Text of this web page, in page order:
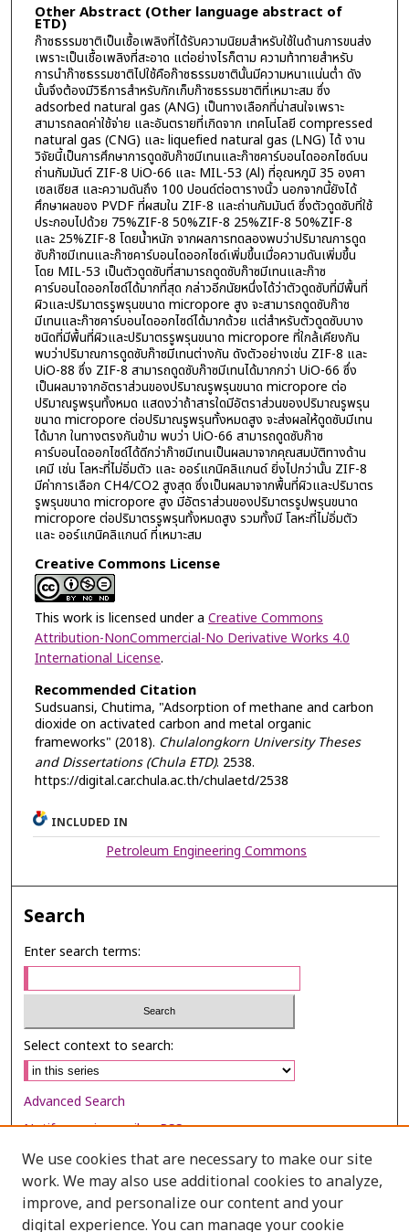
Other Abstract (Other language abstract of
ETD)
ก๊าซธรรมชาติเป็นเชื้อเพลิงที่ได้รับความนิยมสำหรับใช้ในด้านการขนส่ง
เพราะเป็นเชื้อเพลิงที่สะอาด แต่อย่างไรก็ตาม ความท้าทายสำหรับ
การนำก๊าซธรรมชาติไปใช้คือก๊าซธรรมชาตินั้นมีความหนาแน่นต่ำ ดัง
นั้นจึงต้องมีวิธีการสำหรับกักเก็บก๊าซธรรมชาติที่เหมาะสม ซึ่ง
adsorbed natural gas (ANG) เป็นทางเลือกที่น่าสนใจเพราะ
สามารถลดค่าใช้จ่าย และอันตรายที่เกิดจาก เทคโนโลยี compressed
natural gas (CNG) และ liquefied natural gas (LNG) ได้ งาน
วิจัยนี้เป็นการศึกษาการดูดซับก๊าซมีเทนและก๊าซคาร์บอนไดออกไซด์บน
ถ่านกัมมันต์ ZIF-8 UiO-66 และ MIL-53 (Al) ที่อุณหภูมิ 35 องศา
เซลเซียส และความดันถึง 100 ปอนด์ต่อตารางนิ้ว นอกจากนี้ยังได้
ศึกษาผลของ PVDF ที่ผสมใน ZIF-8 และถ่านกัมมันต์ ซึ่งตัวดูดซับที่ใช้
ประกอบไปด้วย 75%ZIF-8 50%ZIF-8 25%ZIF-8 50%ZIF-8
และ 25%ZIF-8 โดยน้ำหนัก จากผลการทดลองพบว่าปริมาณการดูด
ซับก๊าซมีเทนและก๊าซคาร์บอนไดออกไซด์เพิ่มขึ้นเมื่อความดันเพิ่มขึ้น
โดย MIL-53 เป็นตัวดูดซับที่สามารถดูดซับก๊าซมีเทนและก๊าซ
คาร์บอนไดออกไซด์ได้มากที่สุด กล่าวอีกนัยหนึ่งได้ว่าตัวดูดซับที่มีพื้นที่
ผิวและปริมาตรรูพรุนขนาด micropore สูง จะสามารถดูดซับก๊าซ
มีเทนและก๊าซคาร์บอนไดออกไซด์ได้มากด้วย แต่สำหรับตัวดูดซับบาง
ชนิดที่มีพื้นที่ผิวและปริมาตรรูพรุนขนาด micropore ที่ใกล้เคียงกัน
พบว่าปริมาณการดูดซับก๊าซมีเทนต่างกัน ดังตัวอย่างเช่น ZIF-8 และ
UiO-88 ซึ่ง ZIF-8 สามารถดูดซับก๊าซมีเทนได้มากกว่า UiO-66 ซึ่ง
เป็นผลมาจากอัตราส่วนของปริมาณรูพรุนขนาด micropore ต่อ
ปริมาณรูพรุนทั้งหมด แสดงว่าถ้าสารใดมีอัตราส่วนของปริมาณรูพรุน
ขนาด micropore ต่อปริมาณรูพรุนทั้งหมดสูง จะส่งผลให้ดูดซับมีเทน
ได้มาก ในทางตรงกันข้าม พบว่า UiO-66 สามารถดูดซับก๊าซ
คาร์บอนไดออกไซด์ได้ดีกว่าก๊าซมีเทนเป็นผลมาจากคุณสมบัติทางด้าน
เคมี เช่น โลหะที่ไม่อิ่มตัว และ ออร์แกนิคลิแกนด์ ยิ่งไปกว่านั้น ZIF-8
มีค่าการเลือก CH4/CO2 สูงสุด ซึ่งเป็นผลมาจากพื้นที่ผิวและปริมาตร
รูพรุนขนาด micropore สูง มีอัตราส่วนของปริมาตรรูปพรุนขนาด
micropore ต่อปริมาตรรูพรุนทั้งหมดสูง รวมทั้งมี โลหะที่ไม่อิ่มตัว
และ ออร์แกนิคลิแกนด์ ที่เหมาะสม
Creative Commons License
This work is licensed under a Creative Commons
Attribution-NonCommercial-No Derivative Works 4.0
International License.
Recommended Citation
Sudsuansi, Chutima, "Adsorption of methane and carbon
dioxide on activated carbon and metal organic
frameworks" (2018). Chulalongkorn University Theses
and Dissertations (Chula ETD). 2538.
https://digital.car.chula.ac.th/chulaetd/2538
INCLUDED IN
Petroleum Engineering Commons
Search
Enter search terms:
Select context to search:
Advanced Search
Notify me via email orRSS
Browse
Collections
We use cookies that are necessary to make our site
work. We may also use additional cookies to analyze,
improve, and personalize our content and your
digital experience. You can manage your cookie